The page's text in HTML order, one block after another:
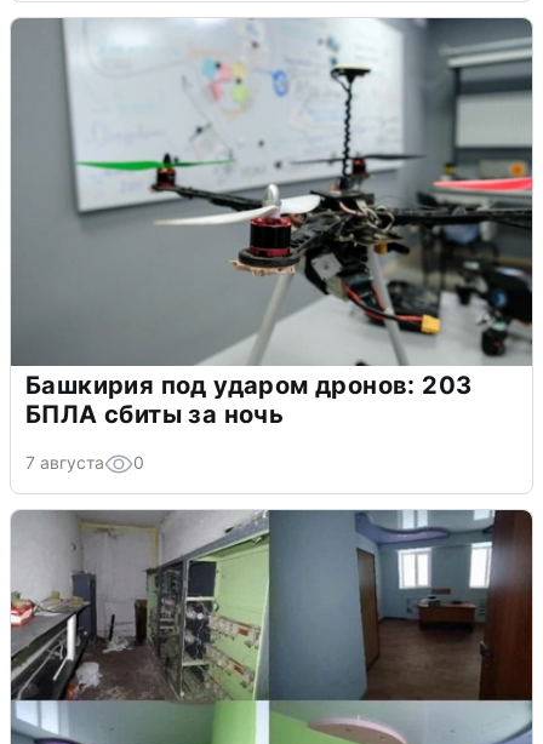
Башкирия под ударом дронов: 203
БПЛА сбиты за ночь
7 августа 0